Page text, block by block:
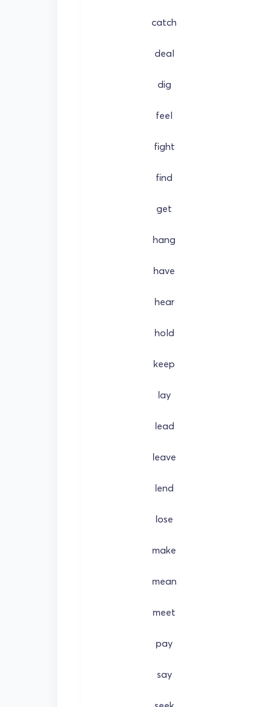
catch
deal
dig
feel
fight
find
get
hang
have
hear
hold
keep
lay
lead
leave
lend
lose
make
mean
meet
pay
say